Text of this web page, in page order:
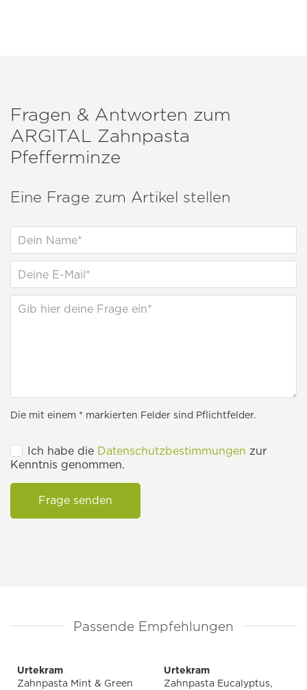
Fragen & Antworten zum
ARGITAL Zahnpasta
Pfefferminze
Eine Frage zum Artikel stellen
Die mit einem * markierten Felder sind Pflichtfelder.
Ich habe die Datenschutzbestimmungen zur
Kenntnis genommen.
Frage senden
Passende Empfehlungen
Urtekram
Zahnpasta Mint & Green
Urtekram
Zahnpasta Eucalyptus,